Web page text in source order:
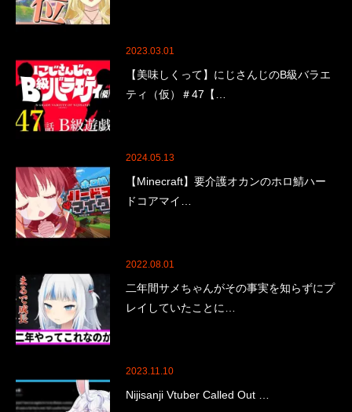
2023.03.01
【美味しくって】にじさんじのB級バラエ
ティ（仮）＃47【…
2024.05.13
【Minecraft】要介護オカンのホロ鯖ハー
ドコアマイ…
2022.08.01
二年間サメちゃんがその事実を知らずにプ
レイしていたことに…
2023.11.10
Nijisanji Vtuber Called Out …